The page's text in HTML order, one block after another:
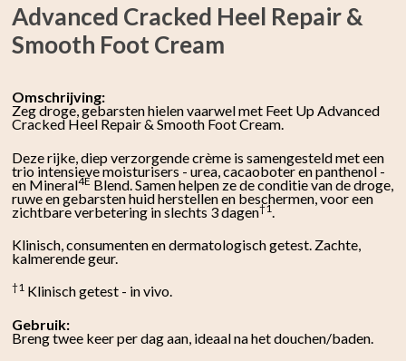
Advanced Cracked Heel Repair &
Smooth Foot Cream
Omschrijving:
Zeg droge, gebarsten hielen vaarwel met Feet Up Advanced
Cracked Heel Repair & Smooth Foot Cream.
Deze rijke, diep verzorgende crème is samengesteld met een
trio intensieve moisturisers - urea, cacaoboter en panthenol -
en Mineral4E Blend. Samen helpen ze de conditie van de droge,
ruwe en gebarsten huid herstellen en beschermen, voor een
zichtbare verbetering in slechts 3 dagen†1.
Klinisch, consumenten en dermatologisch getest. Zachte,
kalmerende geur.
†1 Klinisch getest - in vivo.
Gebruik:
Breng twee keer per dag aan, ideaal na het douchen/baden.